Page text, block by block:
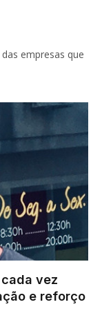
empresas que
vez
e reforço